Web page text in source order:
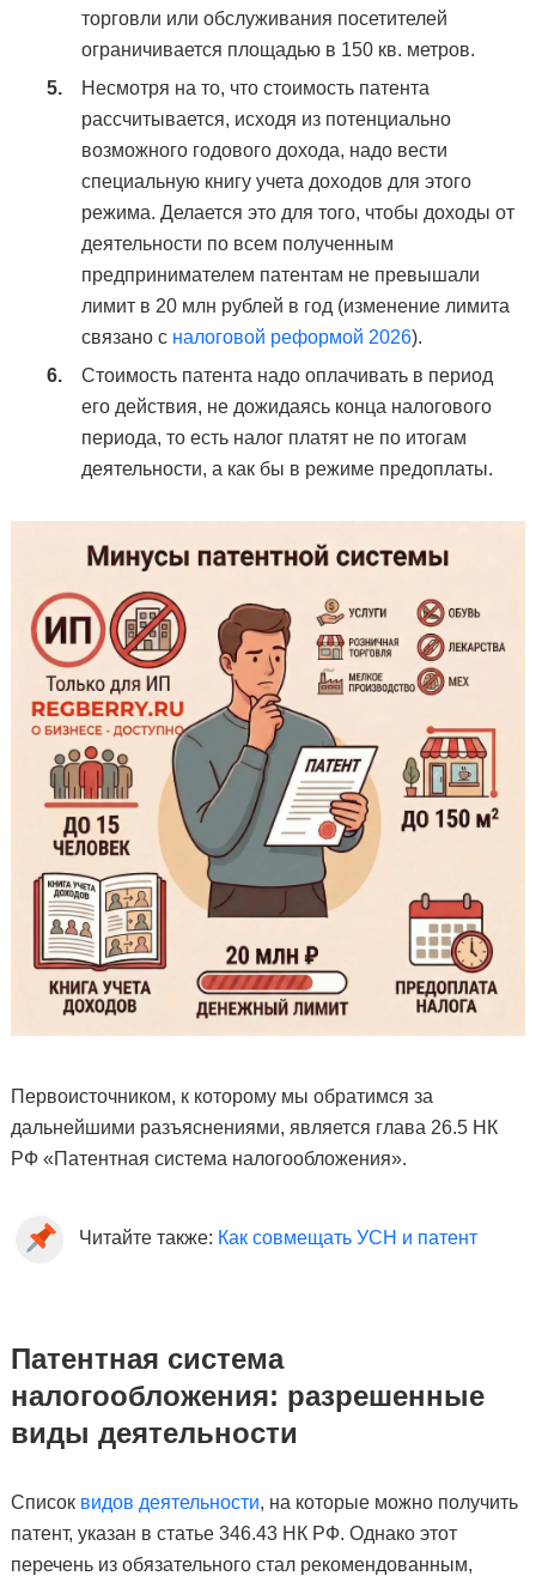
торговли или обслуживания посетителей
ограничивается площадью в 150 кв. метров.
Несмотря на то, что стоимость патента
рассчитывается, исходя из потенциально
возможного годового дохода, надо вести
специальную книгу учета доходов для этого
режима. Делается это для того, чтобы доходы от
деятельности по всем полученным
предпринимателем патентам не превышали
лимит в 20 млн рублей в год (изменение лимита
связано с налоговой реформой 2026).
Стоимость патента надо оплачивать в период
его действия, не дожидаясь конца налогового
периода, то есть налог платят не по итогам
деятельности, а как бы в режиме предоплаты.
Первоисточником, к которому мы обратимся за
дальнейшими разъяснениями, является глава 26.5 НК
РФ «Патентная система налогообложения».
Читайте также: Как совмещать УСН и патент
Патентная система
налогообложения: разрешенные
виды деятельности
Список видов деятельности, на которые можно получить
патент, указан в статье 346.43 НК РФ. Однако этот
перечень из обязательного стал рекомендованным,